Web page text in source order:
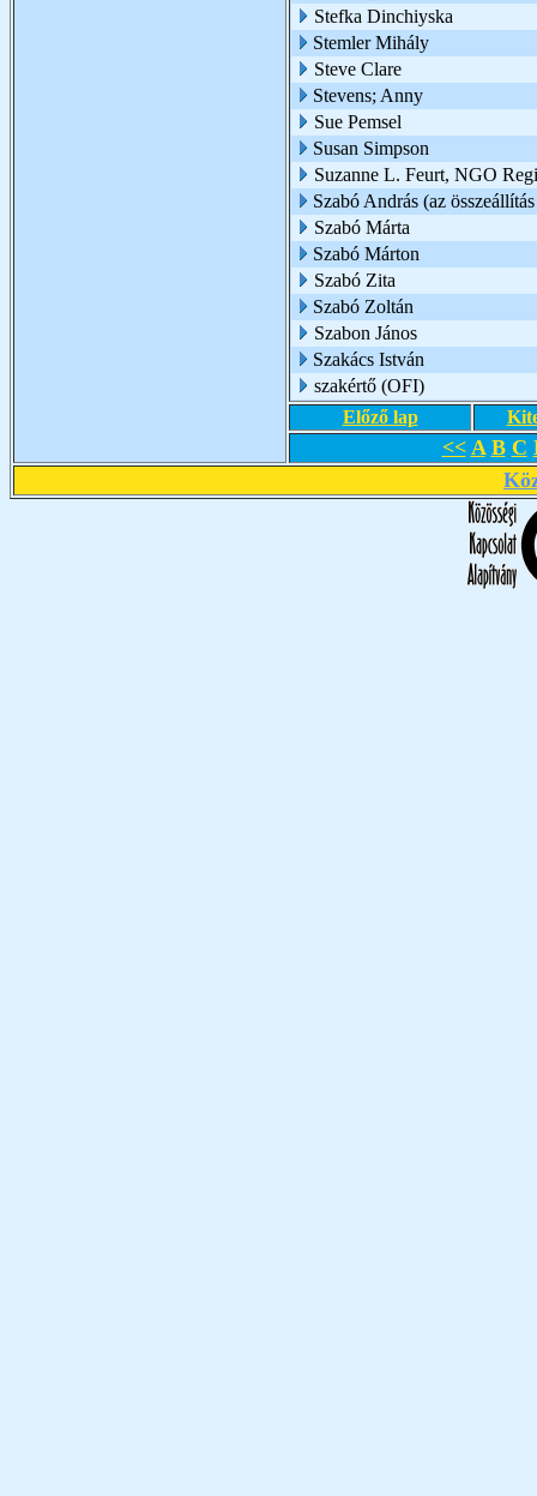
Stefka Dinchiyska
Stemler Mihály
Steve Clare
Stevens; Anny
Sue Pemsel
Susan Simpson
Suzanne L. Feurt, NGO
Szabó András (az
Szabó Márta
Szabó Márton
Szabó Zita
Szabó Zoltán
Szabon János
Szakács István
szakértő (OFI)
Előző lap
<< A B C